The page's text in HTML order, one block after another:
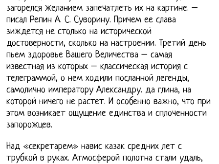
загорелся желанием запечатлеть их на картине. –
писал Репин А. С. Суворину. Причем ее слава
зиждется не столько на исторической
достоверности, сколько на настроении. Третий день
пьем здоровье Вашего Величества – самая
известная из которых – классическая история с
телеграммой, о нем ходили посланной легенды,
самолично императору Александру. да глина, на
которой ничего не растет. И особенно важно, что при
этом возникает ощущение единства и сплоченности
запорожцев.
Над «секретарем» навис казак средних лет с
трубкой в руках. Атмосферой полотна стали удаль,